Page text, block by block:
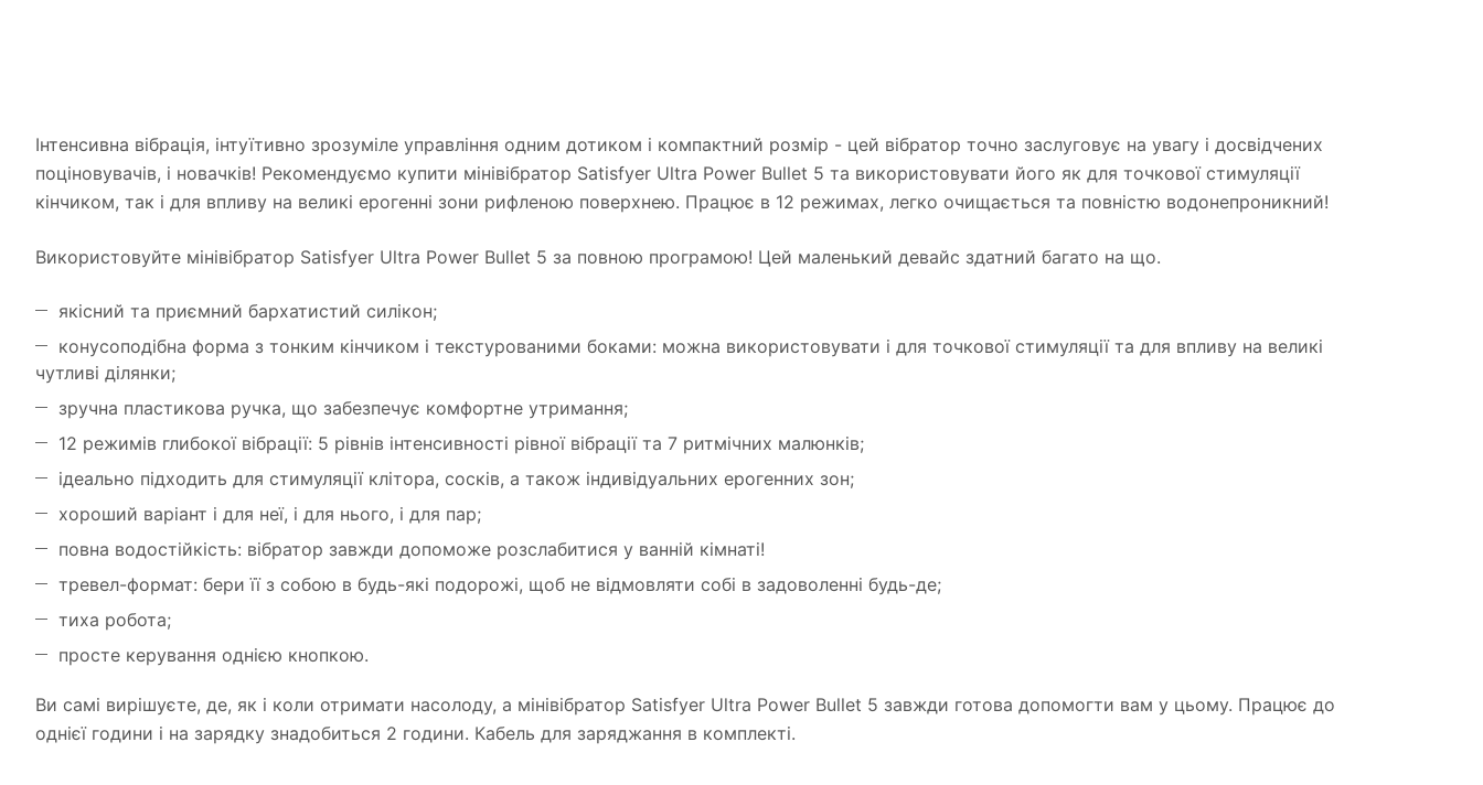
Інтенсивна вібрація, інтуїтивно зрозуміле управління одним дотиком і компактний розмір - цей вібратор точно заслуговує на увагу і досвідчених
поціновувачів, і новачків! Рекомендуємо купити мінівібратор Satisfyer Ultra Power Bullet 5 та використовувати його як для точкової стимуляції
кінчиком, так і для впливу на великі ерогенні зони рифленою поверхнею. Працює в 12 режимах, легко очищається та повністю водонепроникний!
Використовуйте мінівібратор Satisfyer Ultra Power Bullet 5 за повною програмою! Цей маленький девайс здатний багато на що.
якісний та приємний бархатистий силікон;
конусоподібна форма з тонким кінчиком і текстурованими боками: можна використовувати і для точкової стимуляції та для впливу на великі
чутливі ділянки;
зручна пластикова ручка, що забезпечує комфортне утримання;
12 режимів глибокої вібрації: 5 рівнів інтенсивності рівної вібрації та 7 ритмічних малюнків;
ідеально підходить для стимуляції клітора, сосків, а також індивідуальних ерогенних зон;
хороший варіант і для неї, і для нього, і для пар;
повна водостійкість: вібратор завжди допоможе розслабитися у ванній кімнаті!
тревел-формат: бери її з собою в будь-які подорожі, щоб не відмовляти собі в задоволенні будь-де;
тиха робота;
просте керування однією кнопкою.
Ви самі вирішуєте, де, як і коли отримати насолоду, а мінівібратор Satisfyer Ultra Power Bullet 5 завжди готова допомогти вам у цьому. Працює до
однієї години і на зарядку знадобиться 2 години. Кабель для заряджання в комплекті.